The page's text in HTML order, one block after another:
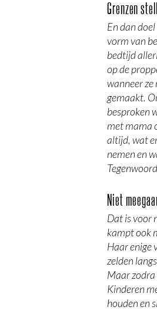
Grenzen
En dan
vorm van
bedtijd
op de
wanneer
gemaakt.
besproken
met mama
altijd, wat
nemen en
Niet
Dat is voor
kampt ook
Haar enige
zelden
Maar zodra
Kinderen
houden en